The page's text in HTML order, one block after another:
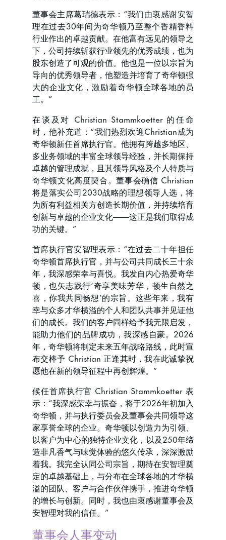
董事会主席葛瑞德表示：“我们由衷感谢安智
理在过去30年间为奇华顿乃至整个香精香料
行业作出的卓越贡献。在他富有远见的领导之
下，公司持续斩获行业领先的优秀成绩，也为
股东创造了可观的价值。他也是一位以宗旨为
导向的优秀领导者，他塑造并培育了奇华顿强
大的企业文化，激励着奇华顿全球各地的员
工。”
在谈及对 Christian Stammkoetter 的任命
时，他补充道：“我们热烈欢迎Christian成为
奇华顿新任首席执行官。他拥有跨越多地区、
多业务领域的丰富全球领导经验，并长期保持
卓越的管理成就，且其领导风格及个人特质与
奇华顿文化高度契合。董事会确信 Christian
将是落实公司2030战略的理想领导人选，将
为所有利益相关方创造长期价值，并持续培育
创新与卓越的企业文化——这正是我们取得成
功的关键。”
首席执行官安智理表示：“在过去二十年担任
奇华顿首席执行官，并与公司共同成长三十余
年，我深感荣幸与喜悦。我发自内心热爱奇华
顿，也矢志践行‘奇享美味芳华，顿生自然之
喜，你我共同畅想’的宗旨。这些年来，我有
幸与众多才华横溢的个人和团队共事并见证他
们的成长。我们的客户同样给予我无限启发，
能助力他们的品牌成功，我深感自豪。2026
年，奇华顿将制定未来五年战略路线，此时宣
布交棒予 Christian 正逢其时，我在此诚挚祝
愿他在新的领导征程中再创辉煌。”
候任首席执行官 Christian Stammkoetter 表
示：“我深感荣幸与振奋，将于2026年初加入
奇华顿，并与执行委员会及董事会共同领导这
家享誉全球的企业。奇华顿以创造力为引领、
以客户为中心的独特企业文化，以及250年缔
造非凡香气与味觉体验的悠久传承，深深激励
着我。我完全认同公司宗旨，期待在安智理奠
定的卓越基础上，与分布在全球各地的才华横
溢的团队、客户与合作伙伴携手，推进奇华顿
的增长与创新。同时，我也由衷感谢董事会及
安智理对我的信任。”
董事会人事变动